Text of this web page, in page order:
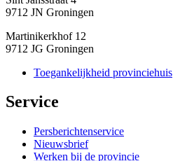
9712 JN Groningen
Martinikerkhof 12
9712 JG Groningen
Toegankelijkheid provinciehuis
Service
Persberichtenservice
Nieuwsbrief
Werken bij de provincie